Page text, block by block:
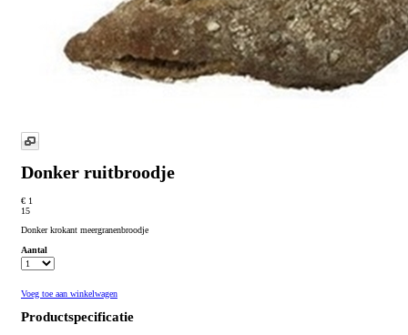
Donker ruitbroodje
€ 1
15
Donker krokant meergranenbroodje
Aantal
Voeg toe aan winkelwagen
Productspecificatie